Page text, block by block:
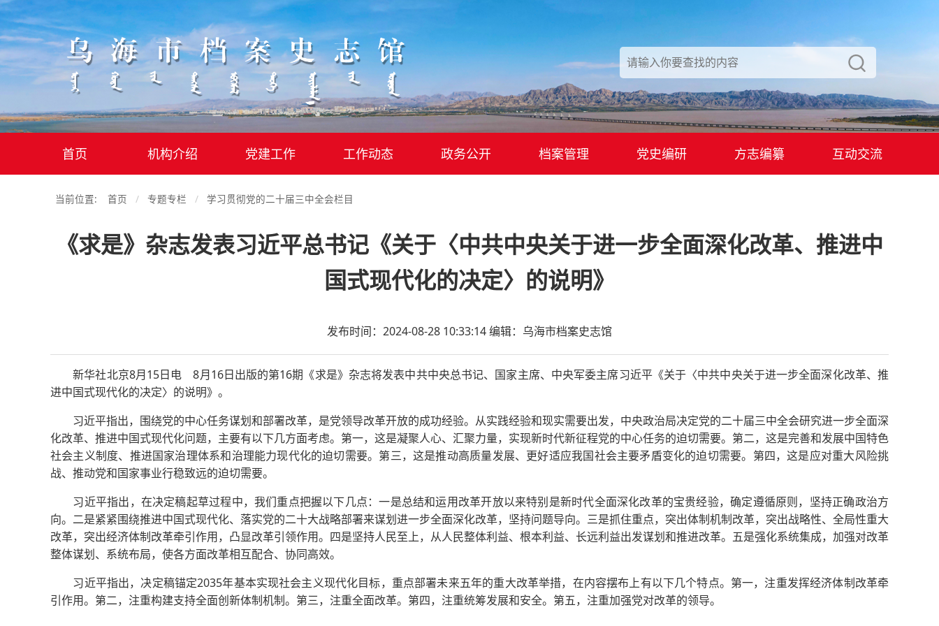
首页 机构介绍 党建工作 工作动态 政务公开 档案管理 党史编研 方志编纂 互动交流
当前位置: 首页 专题专栏 学习贯彻党的二十届三中全会栏目
《求是》杂志发表习近平总书记《关于〈中共中央关于进一步全面深化改革、推进中
国式现代化的决定〉的说明》
发布时间：2024-08-28 10:33:14编辑：乌海市档案史志馆
新华社北京8月15日电 8月16日出版的第16期《求是》杂志将发表中共中央总书记、国家主席、中央军委主席习近平《关于〈中共中央关于进一步全面深化改革、推
进中国式现代化的决定〉的说明》。
习近平指出，围绕党的中心任务谋划和部署改革，是党领导改革开放的成功经验。从实践经验和现实需要出发，中央政治局决定党的二十届三中全会研究进一步全面深
化改革、推进中国式现代化问题，主要有以下几方面考虑。第一，这是凝聚人心、汇聚力量，实现新时代新征程党的中心任务的迫切需要。第二，这是完善和发展中国特色
社会主义制度、推进国家治理体系和治理能力现代化的迫切需要。第三，这是推动高质量发展、更好适应我国社会主要矛盾变化的迫切需要。第四，这是应对重大风险挑
战、推动党和国家事业行稳致远的迫切需要。
习近平指出，在决定稿起草过程中，我们重点把握以下几点：一是总结和运用改革开放以来特别是新时代全面深化改革的宝贵经验，确定遵循原则，坚持正确政治方
向。二是紧紧围绕推进中国式现代化、落实党的二十大战略部署来谋划进一步全面深化改革，坚持问题导向。三是抓住重点，突出体制机制改革，突出战略性、全局性重大
改革，突出经济体制改革牵引作用，凸显改革引领作用。四是坚持人民至上，从人民整体利益、根本利益、长远利益出发谋划和推进改革。五是强化系统集成，加强对改革
整体谋划、系统布局，使各方面改革相互配合、协同高效。
习近平指出，决定稿锚定2035年基本实现社会主义现代化目标，重点部署未来五年的重大改革举措，在内容摆布上有以下几个特点。第一，注重发挥经济体制改革牵
引作用。第二，注重构建支持全面创新体制机制。第三，注重全面改革。第四，注重统筹发展和安全。第五，注重加强党对改革的领导。